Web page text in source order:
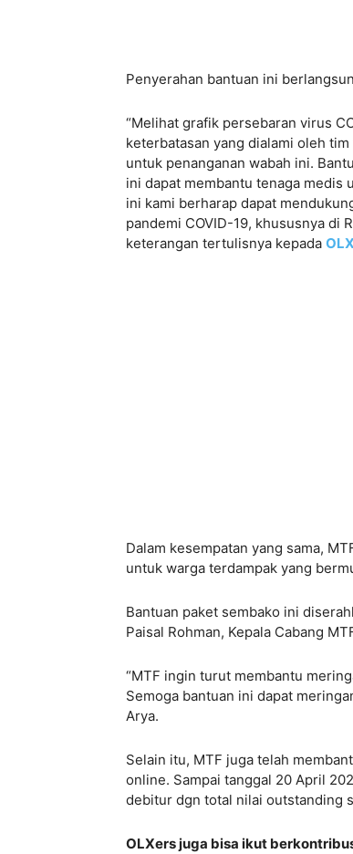
Penyerahan bantuan ini
“Melihat grafik persebaran virus
keterbatasan yang dialami oleh
untuk penanganan wabah ini.
ini dapat membantu tenaga medis
ini kami berharap dapat
pandemi COVID-19, khususnya di
keterangan tertulisnya kepada OLX
Dalam kesempatan yang sama,
untuk warga terdampak yang
Bantuan paket sembako ini
Paisal Rohman, Kepala Cabang
“MTF ingin turut membantu
Semoga bantuan ini dapat
Arya.
Selain itu, MTF juga telah
online. Sampai tanggal 20 April
debitur dgn total nilai outstanding
OLXers juga bisa ikut